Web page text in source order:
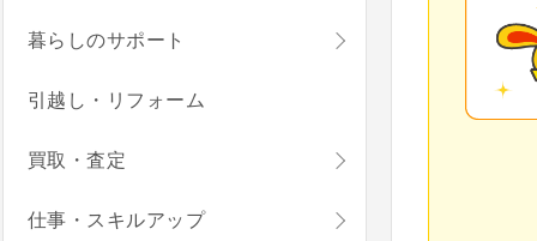
暮らしのサポート
引越し・リフォーム
買取・査定
仕事・スキルアップ